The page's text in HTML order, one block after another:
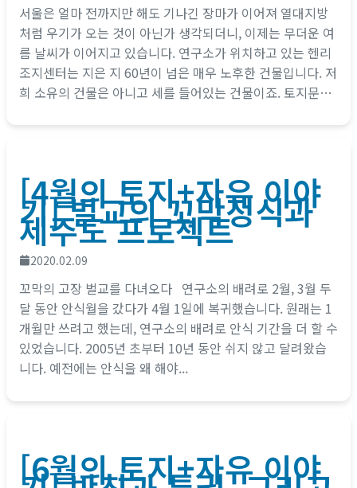
서울은 얼마 전까지만 해도 기나긴 장마가 이어져 열대지방
처럼 우기가 오는 것이 아닌가 생각되더니, 이제는 무더운 여
름 날씨가 이어지고 있습니다. 연구소가 위치하고 있는 헨리
조지센터는 지은 지 60년이 넘은 매우 노후한 건물입니다. 저
희 소유의 건물은 아니고 세를 들어있는 건물이죠. 토지문제
[4월의 토지+자유 이야
기] 벌교의 꼬막정식과
제주도 프로젝트
2020.02.09
꼬막의 고장 벌교를 다녀오다 연구소의 배려로 2월, 3월 두
달 동안 안식월을 갔다가 4월 1일에 복귀했습니다. 원래는 1
개월만 쓰려고 했는데, 연구소의 배려로 안식 기간을 더 할 수
있었습니다. 2005년 초부터 10년 동안 쉬지 않고 달려왔습
니다. 예전에는 안식을 왜 해야...
[6월의 토지+자유 이야